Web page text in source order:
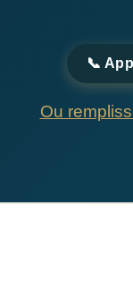
📞
Ou